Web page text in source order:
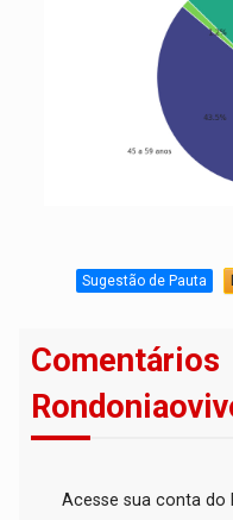
Sugestão de Pauta
Comentários
Acesse sua conta do